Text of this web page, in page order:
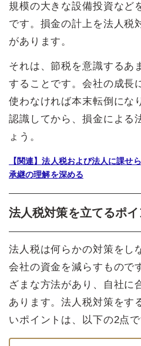
規模の大きな設備投資など
です。損金の計上を法人税
があります。
それは、節税を意識するあ
することです。会社の成長
使わなければ本末転倒にな
認識してから、損金による
ょう。
【関連】法人税および法人に課せ
承継の理解を深める
法人税対策を立てるポイ
法人税は何らかの対策をし
会社の資金を減らすもので
ざまな方法があり、自社に
あります。法人税対策をす
いポイントは、以下の2点で